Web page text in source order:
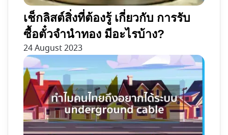
เช็กลิสต์สิ่งที่ต้องรู้ เกี่ยวกับ การรับ
ซื้อตั๋วจำนำทอง มีอะไรบ้าง?
24 August 2023